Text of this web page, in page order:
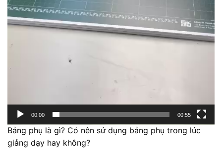
00:00 00:55
Bảng phụ là gì? Có nên sử dụng bảng phụ trong lúc
giảng dạy hay không?